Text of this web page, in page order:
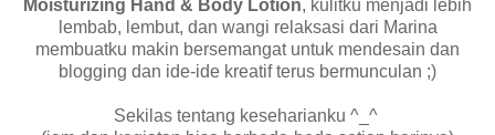
Moisturizing Hand & Body Lotion, kulitku menjadi lebih
lembab, lembut, dan wangi relaksasi dari Marina
membuatku makin bersemangat untuk mendesain dan
blogging dan ide-ide kreatif terus bermunculan ;)
Sekilas tentang keseharianku ^_^